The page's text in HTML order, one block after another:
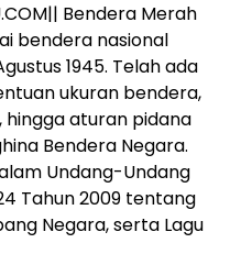
Bendera Merah
bendera nasional
1945. Telah ada
ukuran bendera,
aturan pidana
Bendera Negara.
Undang-Undang
Tahun 2009 tentang
Negara, serta Lagu